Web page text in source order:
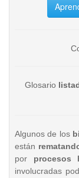
Glosario
Algunos de los
están
por procesos
involucradas